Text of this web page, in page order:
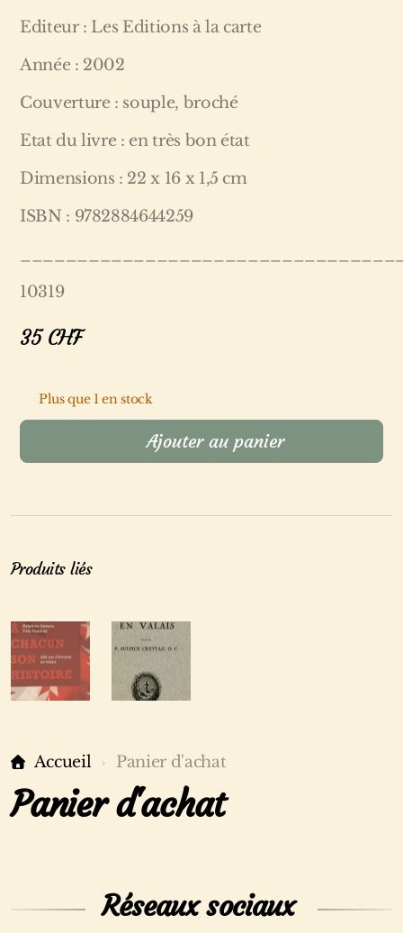
Editeur : Les Editions à la carte
Année : 2002
Couverture : souple, broché
Etat du livre : en très bon état
Dimensions : 22 x 16 x 1,5 cm
ISBN : 9782884644259
10319
35CHF
Plus que 1 en stock
Ajouter au panier
Produits liés
Accueil Panier d'achat
Panier d'achat
Réseaux sociaux